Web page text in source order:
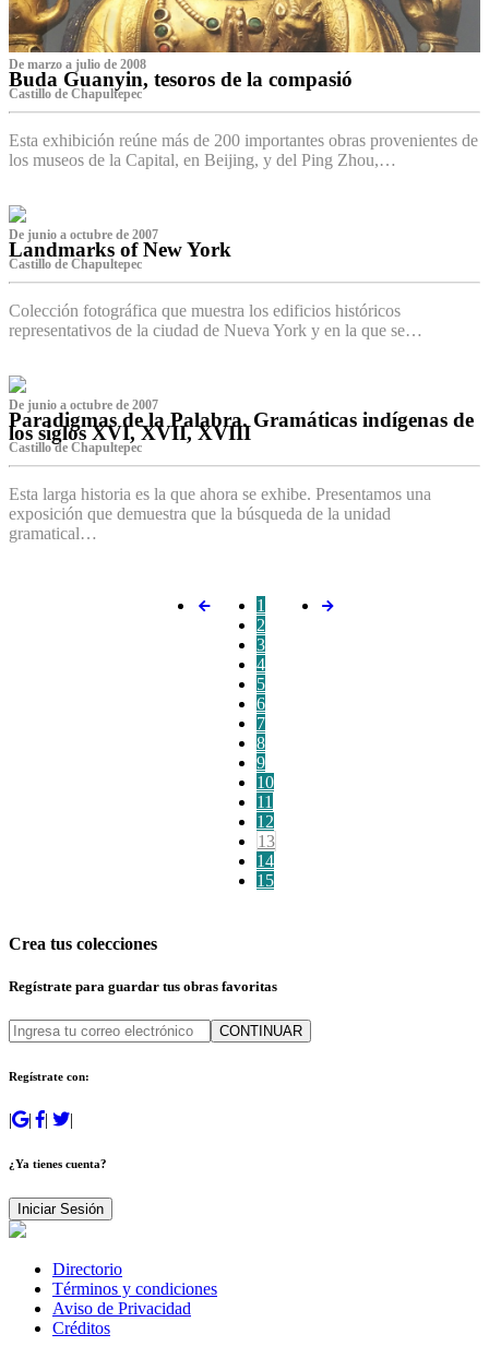
De marzo a julio de 2008
Buda Guanyin, tesoros de la compasió
Castillo de Chapultepec
Esta exhibición reúne más de 200 importantes obras provenientes de
los museos de la Capital, en Beijing, y del Ping Zhou,…
De junio a octubre de 2007
Landmarks of New York
Castillo de Chapultepec
Colección fotográfica que muestra los edificios históricos
representativos de la ciudad de Nueva York y en la que se…
De junio a octubre de 2007
Paradigmas de la Palabra. Gramáticas indígenas de
los siglos XVI, XVII, XVIII
Castillo de Chapultepec
Esta larga historia es la que ahora se exhibe. Presentamos una
exposición que demuestra que la búsqueda de la unidad
gramatical…
1
2
3
4
5
6
7
8
9
10
11
12
13
14
15
Crea tus colecciones
Regístrate para guardar tus obras favoritas
CONTINUAR
Regístrate con:
| | | |
¿Ya tienes cuenta?
Iniciar Sesión
Directorio
Términos y condiciones
Aviso de Privacidad
Créditos